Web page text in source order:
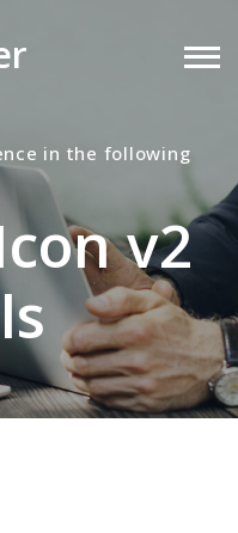
in the following
v2